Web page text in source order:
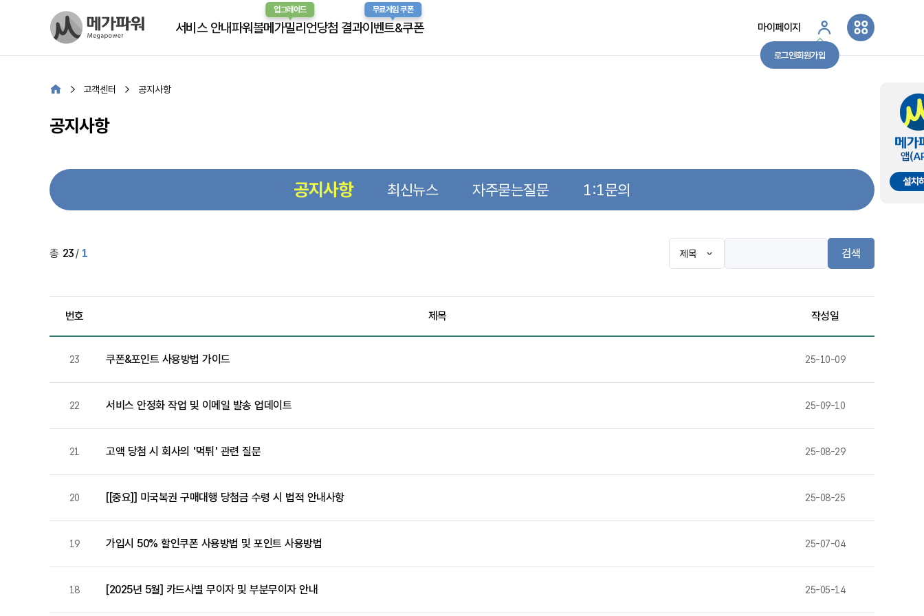
서비스 안내파워볼메가밀리언
업그레이드
당첨 결과이벤트&쿠폰
무료게임 쿠폰
마이페이지
로그인회원가입
공지사항
고객센터 공지사항
공지사항 최신뉴스 자주묻는질문 1:1문의
총 23/ 1 검색
번호 제목 작성일
23 쿠폰&포인트 사용방법 가이드 25-10-09
22 서비스 안정화 작업 및 이메일 발송 업데이트 25-09-10
21 고액 당첨 시 회사의 '먹튀' 관련 질문 25-08-29
20 [[중요]] 미국복권 구매대행 당첨금 수령 시 법적 안내사항 25-08-25
19 가입시 50% 할인쿠폰 사용방법 및 포인트 사용방법 25-07-04
18 [2025년 5월] 카드사별 무이자 및 부분무이자 안내 25-05-14